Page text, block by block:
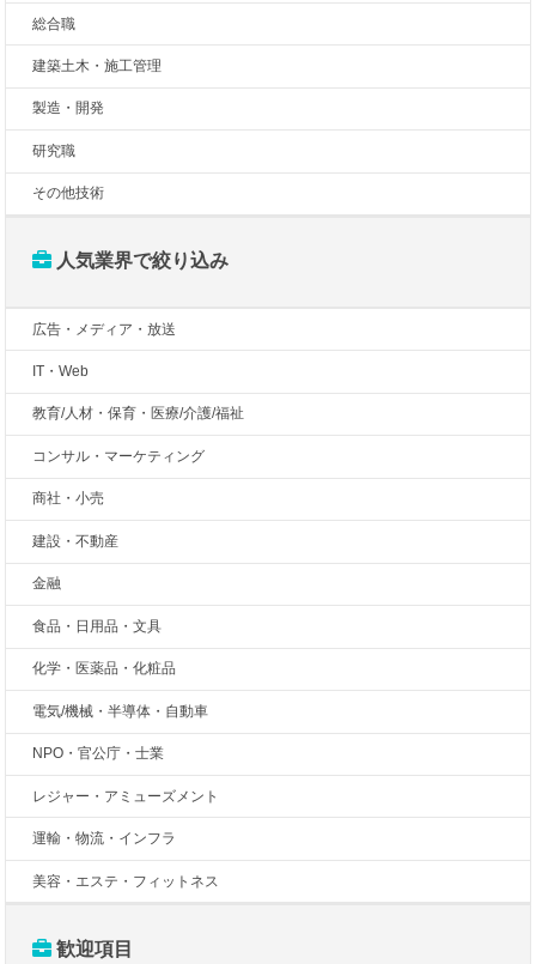
総合職
建築土木・施工管理
製造・開発
研究職
その他技術
人気業界で絞り込み
広告・メディア・放送
IT・Web
教育/人材・保育・医療/介護/福祉
コンサル・マーケティング
商社・小売
建設・不動産
金融
食品・日用品・文具
化学・医薬品・化粧品
電気/機械・半導体・自動車
NPO・官公庁・士業
レジャー・アミューズメント
運輸・物流・インフラ
美容・エステ・フィットネス
歓迎項目